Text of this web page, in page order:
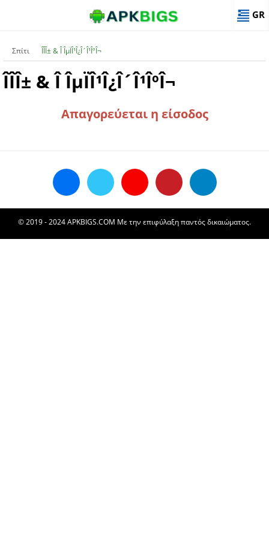
GR
Σπίτι ÎÎ­Î± & Î ÎµÏÎ¹Î¿Î´Î¹ÎºÎ¬
ÎÎ­Î± & Î ÎµÏÎ¹Î¿Î´Î¹ÎºÎ¬
Απαγορεύεται η είσοδος
© 2019 - 2024 APKBIGS.COM Με την επιφύλαξη παντός δικαιώματος.